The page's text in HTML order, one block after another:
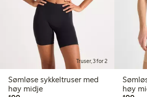
Truser, 3 for 2
Sømløse sykkeltruser med
høy midje
høy